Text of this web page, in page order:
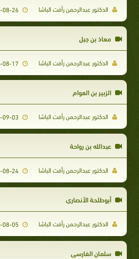
الدكتور عبدالرحمن رأفت الباشا
معاذ بن جبل
الدكتور عبدالرحمن رأفت الباشا
الزبير بن العوام
الدكتور عبدالرحمن رأفت الباشا
عبدالله بن رواحة
الدكتور عبدالرحمن رأفت الباشا
أبوطلحة الأنصاري
الدكتور عبدالرحمن رأفت الباشا
سلمان الفارسي